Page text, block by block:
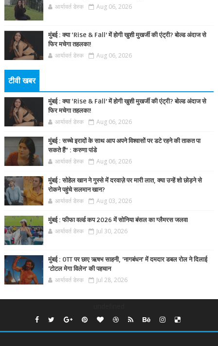
आर्यावर्त डेस्क Aug 06, 2026
मुंबई : क्या ‘Rise & Fall’ में होगी खुशी मुखर्जी की एंट्री? बोल्ड अंदाज से
फिर मचेगा तहलका!
आर्यावर्त डेस्क Aug 06, 2026
टीवी खबर
मुंबई : क्या ‘Rise & Fall’ में होगी खुशी मुखर्जी की एंट्री? बोल्ड अंदाज से
फिर मचेगा तहलका!
आर्यावर्त डेस्क Aug 06, 2026
मुंबई : सच्चे इरादों के साथ आप अपने विश्वासों पर डटे रहने की ताकत पा
सकते हैं” : करुणा पांडे
आर्यावर्त डेस्क Aug 06, 2026
मुंबई : सोहेल खान ने गुस्से में दरवाज़े पर मारी लात, क्या उन्हें शो छोड़ने से
रोकने पहुंचे सलमान खान?
आर्यावर्त डेस्क Aug 03, 2026
मुंबई : फीफा वर्ल्ड कप 2026 में सोनिया बंसल का ग्लैमरस जलवा
आर्यावर्त डेस्क Jul 30, 2026
मुंबई : OTT पर छाए ऋषभ साहनी, 'नागबंधन' में दमदार डबल रोल ने दिलाई
'टोटल मेगा विलेन' की पहचान
आर्यावर्त डेस्क Jul 28, 2026